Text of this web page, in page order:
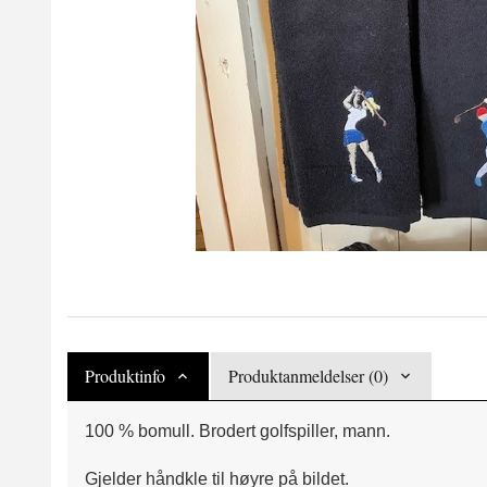
Produktinfo Produktanmeldelser (0)
100 % bomull. Brodert golfspiller, mann.
Gjelder håndkle til høyre på bildet.